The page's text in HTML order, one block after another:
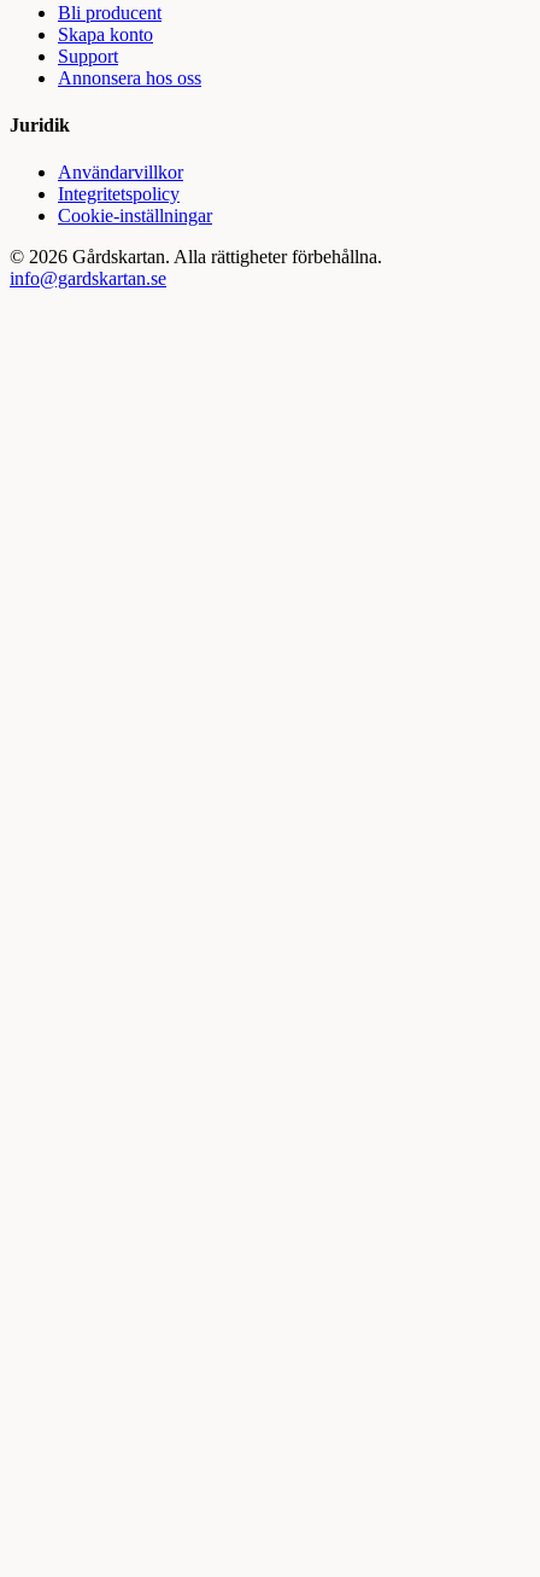
Bli producent
Skapa konto
Support
Annonsera hos oss
Juridik
Användarvillkor
Integritetspolicy
Cookie-inställningar
© 2026 Gårdskartan. Alla rättigheter förbehållna.
info@gardskartan.se